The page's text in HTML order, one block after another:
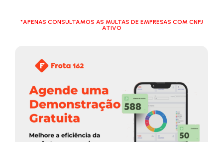
*APENAS CONSULTAMOS AS MULTAS DE EMPRESAS COM CNPJ
ATIVO